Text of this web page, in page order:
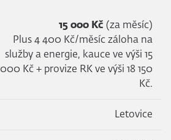
15 000 Kč (za měsíc)
Plus 4 400 Kč/měsíc záloha na
služby a energie, kauce ve výši 15
000 Kč + provize RK ve výši 18 150
Kč.
Letovice